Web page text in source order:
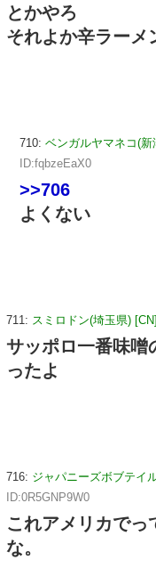
とかやろ
それよか辛ラーメ
710: ベンガルヤマネコ(新
ID:fqbzeEaX0
>>706
よくない
711: スミロドン(埼玉県) [CN]
サッポロ一番味噌
ったよ
716: ジャパニーズボブテイ
ID:0R5GNP9W0
これアメリカでっ
な。